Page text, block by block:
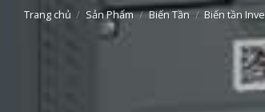
Trang chủ / Sản Phẩm / Biến Tần / Biến tần